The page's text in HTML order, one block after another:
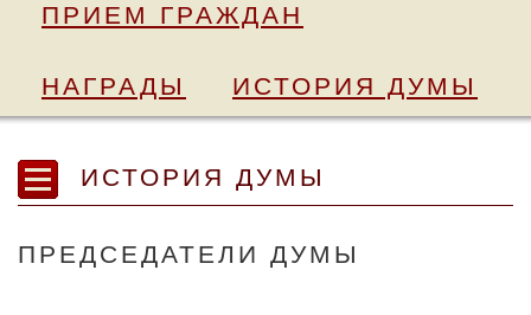
ПРИЕМ ГРАЖДАН
НАГРАДЫ ИСТОРИЯ ДУМЫ
ИСТОРИЯ ДУМЫ
ПРЕДСЕДАТЕЛИ ДУМЫ